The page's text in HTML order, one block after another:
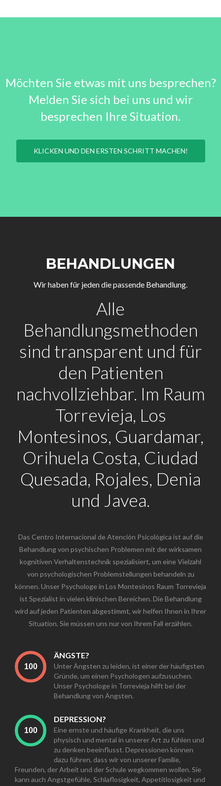
Möchten Sie etwas mit uns besprechen?
Melden Sie sich bei uns und wir
besprechen Ihre Situation.
KLICKEN UND DEN ERSTEN SCHRITT MACHEN!
BEHANDLUNGEN
Wir haben für jeden die passende Behandlung.
Alle
Behandlungsmethoden
sind transparent und für
den Patienten
nachvollziehbar. Im Raum
Torrevieja, Los
Montesinos, Guardamar,
Orihuela Costa, Ciudad
Quesada, Rojales, Denia
und Javea.
Das Centro Internacional de Atención Psicológica ist auf die
Behandlung von psychischen Problemen mit der wirksamen
kognitiven Verhaltenstechnik spezialisiert, um eine Vielzahl
von psychologischen Problemstellungen behandeln zu
können. Unser Psychologe in Los Montesinos Raum Torrevieja
ist Spezialist in vielen klinischen Bereichen. Die Behandlung
wird auf jeden Patienten abgestimmt, wir helfen Ihnen in Ihrer
Situation. Sie müssen uns nur von Ihrem Fall erzählen.
ÄNGSTE?
Unter Ängsten zu leiden, ist einer der häufigsten
Gründe, um einen Psychologen aufzusuchen.
Unser Psychologe in Torrevieja hilft bei der
Behandlung von Ängsten.
DEPRESSION?
Eine ernste und häufige Krankheit, die uns
physisch und mental in unserer Art zu fühlen und
zu denken beeinflusst. Depressionen können
dazu führen, dass wir von unserer Familie,
Freunden, der Arbeit und der Schule wegkommen wollen. Sie
kann auch Angstgefühle, Schlaflosigkeit, Appetitlosigkeit und